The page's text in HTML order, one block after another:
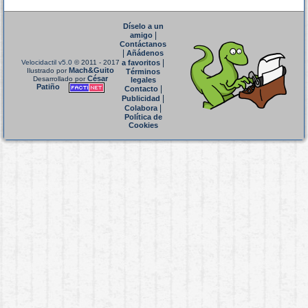
Velocidactil v5.0 © 2011 - 2017
Ilustrado porMach&Guito
Desarrollado porCésar
Patiño
Díselo a un
amigo|
Contáctanos
Añádenos
a favoritos
Términos
legales
Contacto|
Publicidad
Colabora|
Política de
Cookies